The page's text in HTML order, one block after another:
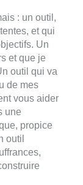
: un outil,
et qui
Un
et que je
outil qui va
de mes
vous aider
une
propice
outil